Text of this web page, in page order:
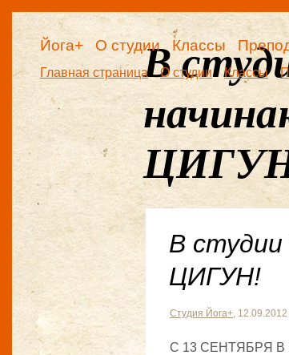
Йога+ О студии Классы
Главная страница О студии Классы
В
В
ЦИГУН!
Студия Йога+ ,
С 13 СЕНТЯБРЯ